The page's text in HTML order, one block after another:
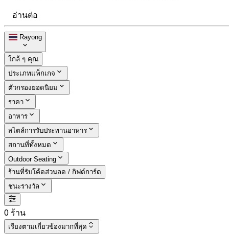
อ่านต่อ
Rayong
ใกล้ ๆ คุณ
ประเภทแพ็กเกจ
ตัวกรองยอดนิยม
ราคา
อาหาร
สไตล์การรับประทานอาหาร
สถานที่ทั้งหมด
Outdoor Seating
ร้านที่รับโค้ดส่วนลด / กิฟต์การ์ด
ชนะรางวัล
0 ร้าน
เรียงตามเกี่ยวข้องมากที่สุด